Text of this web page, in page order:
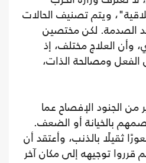
ويتم تصنيف الحالات
الصدمة. لكن مختصين
وأن العلاج مختلف، إذ
ومصالحة الذات،
الجنود الإفصاح عما
بالخيانة أو الضعف.
ثقيلًا بالذنب، وأعتقد أن
قرروا توجيهه إلى مكان آخر